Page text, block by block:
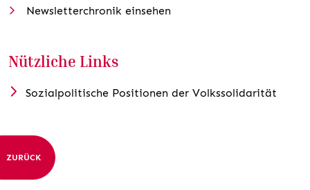
Newsletterchronik einsehen
Nützliche Links
Sozialpolitische Positionen der Volkssolidarität
ZURÜCK